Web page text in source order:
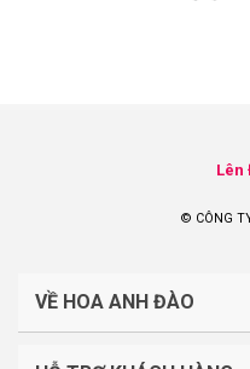
Lên
© CÔNG
VỀ HOA ANH ĐÀO